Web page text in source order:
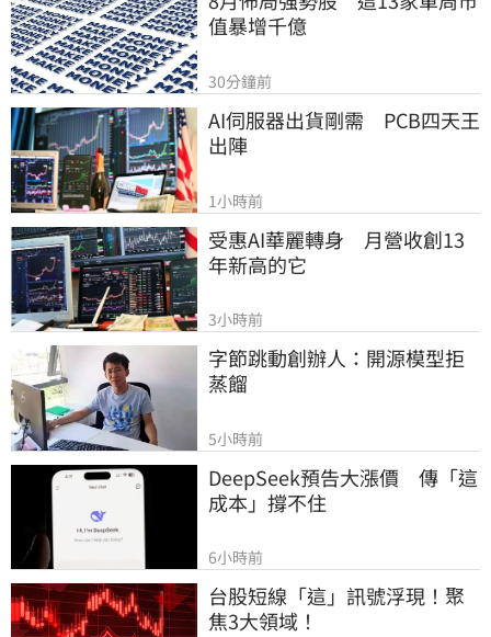
值暴增千億
30分鐘前
AI伺服器出貨剛需　PCB四天王
出陣
1小時前
受惠AI華麗轉身　月營收創13
年新高的它
3小時前
字節跳動創辦人：開源模型拒
蒸餾
5小時前
DeepSeek預告大漲價　傳「這
成本」撐不住
6小時前
台股短線「這」訊號浮現！聚
焦3大領域！